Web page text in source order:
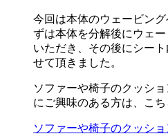
今回は本体のウェービン
ずは本体を分解後にウェ
いただき、その後にシー
せて頂きました。
ソファーや椅子のクッシ
にご興味のある方は、こ
ソファーや椅子のクッシ